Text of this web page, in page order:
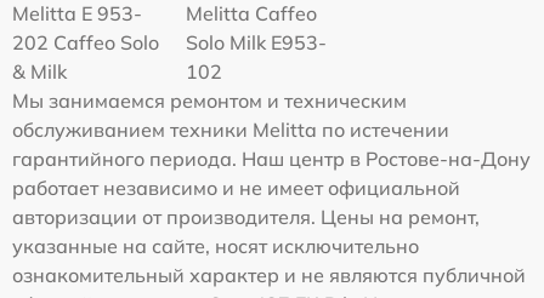
Melitta Е 953-
202 Caffeo Solo
& Milk
Melitta Caffeo
Solo Milk E953-
102
Мы занимаемся ремонтом и техническим
обслуживанием техники Melitta по истечении
гарантийного периода. Наш центр в Ростове-на-Дону
работает независимо и не имеет официальной
авторизации от производителя. Цены на ремонт,
указанные на сайте, носят исключительно
ознакомительный характер и не являются публичной